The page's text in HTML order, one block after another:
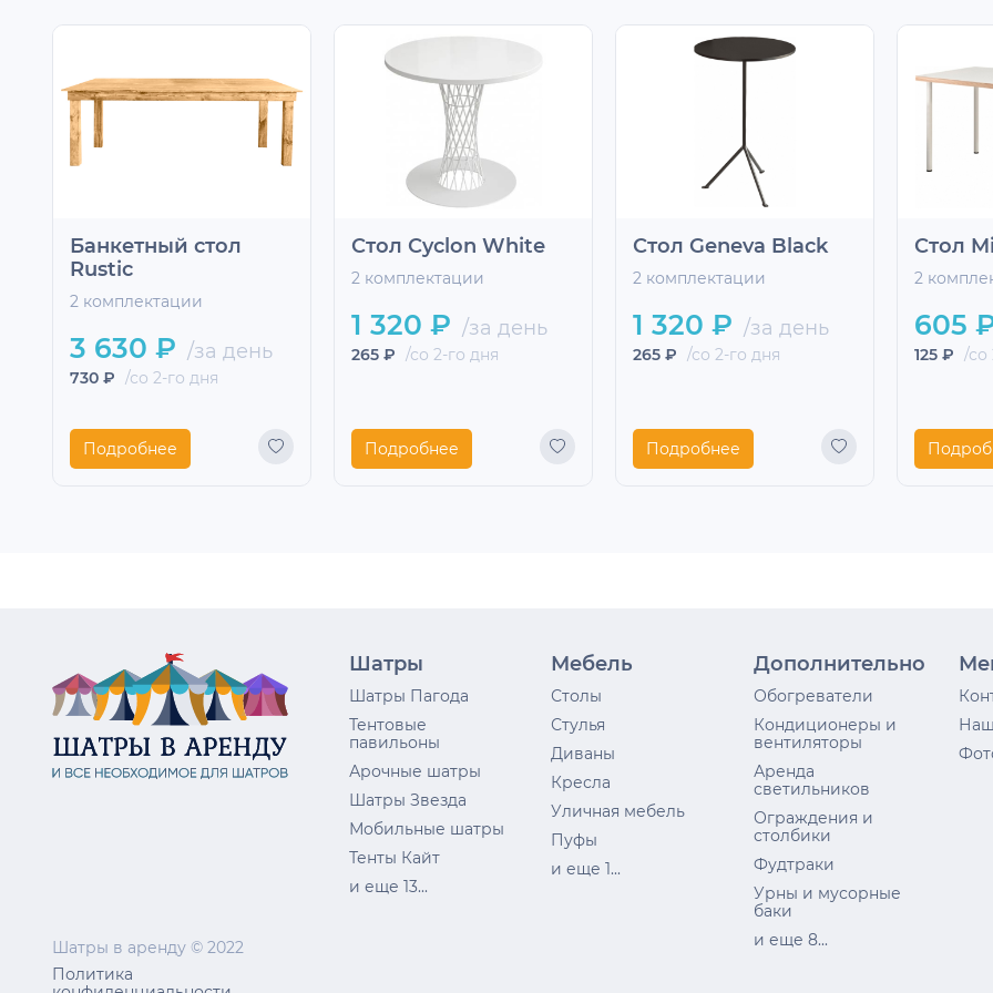
Банкетный стол
Rustic
2 комплектации
3 630 ₽ /за день
730 ₽ /со 2-го дня
Подробнее
Стол Сyclon White
2 комплектации
1 320 ₽ /за день
265 ₽ /со 2-го дня
Подробнее
Стол Geneva Black
2 комплектации
1 320 ₽ /за день
265 ₽ /со 2-го дня
Подробнее
Стол
2
605
125 ₽ /со
Шатры в аренду © 2022
Политика
Шатры
Шатры Пагода
Тентовые
павильоны
Арочные шатры
Шатры Звезда
Мобильные шатры
Тенты Кайт
и еще 13...
Мебель
Столы
Стулья
Диваны
Кресла
Уличная мебель
Пуфы
и еще 1...
Дополнительно
Обогреватели
Кондиционеры и
вентиляторы
Аренда
светильников
Ограждения и
столбики
Фудтраки
Урны и мусорные
баки
и еще 8...